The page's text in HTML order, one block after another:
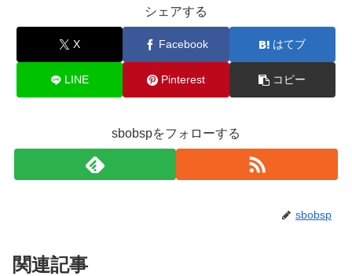
シェアする
X Facebook はてブ
LINE Pinterest コピー
sbobspをフォローする
sbobsp
関連記事